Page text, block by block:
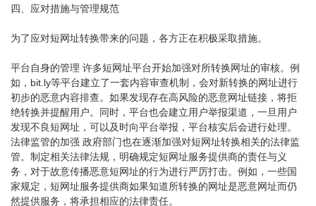
四、应对措施与管理规范
为了应对短网址转换带来的问题，各方正在积极采取措施。
平台自身的管理 许多短网址平台开始加强对所转换网址的审核。例
如，bit.ly等平台建立了一套内容审查机制，会对新转换的网址进行
初步的恶意内容排查。如果发现存在高风险的恶意网址链接，将拒
绝转换并提醒用户。同时，平台也会建立用户举报渠道，一旦用户
发现不良短网址，可以及时向平台举报，平台核实后会进行处理。
法律监管的加强 政府部门也在逐渐加强对短网址转换相关的法律监
管。制定相关法律法规，明确规定短网址服务提供商的责任与义
务，对于故意传播恶意短网址的行为进行严厉打击。例如，一些国
家规定，短网址服务提供商如果知道所转换的网址是恶意网址而仍
然提供服务，将承担相应的法律责任。